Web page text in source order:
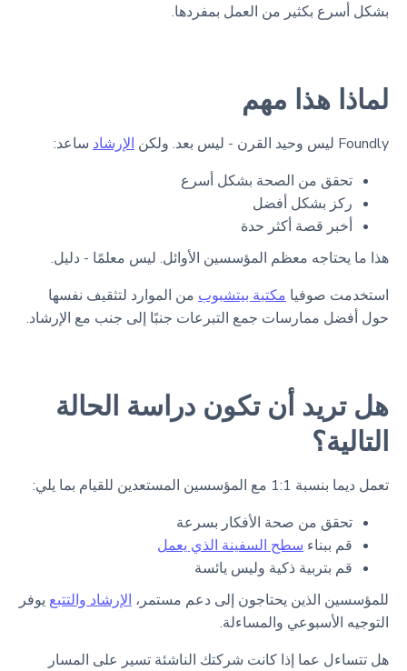
بشكل أسرع بكثير من العمل بمفردها.
لماذا هذا مهم
Foundly ليس وحيد القرن - ليس بعد. ولكن الإرشاد ساعد:
تحقق من الصحة بشكل أسرع
ركز بشكل أفضل
أخبر قصة أكثر حدة
هذا ما يحتاجه معظم المؤسسين الأوائل. ليس معلمًا - دليل.
استخدمت صوفيا مكتبة بيتشبوب من الموارد لتثقيف نفسها
حول أفضل ممارسات جمع التبرعات جنبًا إلى جنب مع الإرشاد.
هل تريد أن تكون دراسة الحالة
التالية؟
تعمل ديما بنسبة 1:1 مع المؤسسين المستعدين للقيام بما يلي:
تحقق من صحة الأفكار بسرعة
قم ببناء سطح السفينة الذي يعمل
قم بتربية ذكية وليس يائسة
للمؤسسين الذين يحتاجون إلى دعم مستمر، الإرشاد والتتبع يوفر
التوجيه الأسبوعي والمساءلة.
هل تتساءل عما إذا كانت شركتك الناشئة تسير على المسار